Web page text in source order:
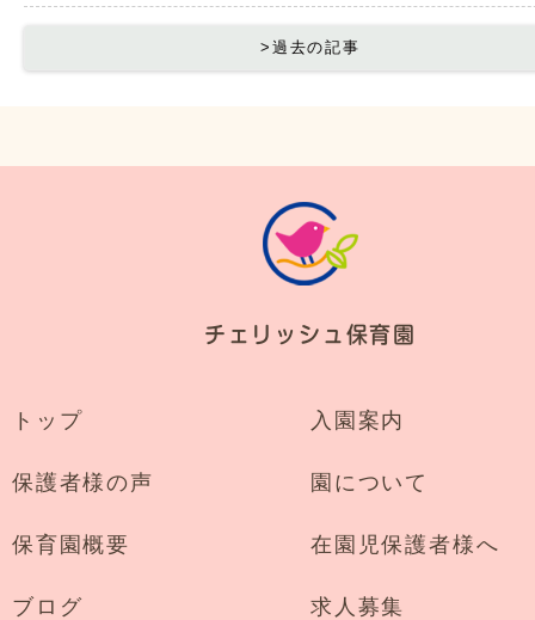
>過去の記事
チェリッシュ保育園
トップ 入園案内
保護者様の声 園について
保育園概要 在園児保護者様へ
ブログ 求人募集